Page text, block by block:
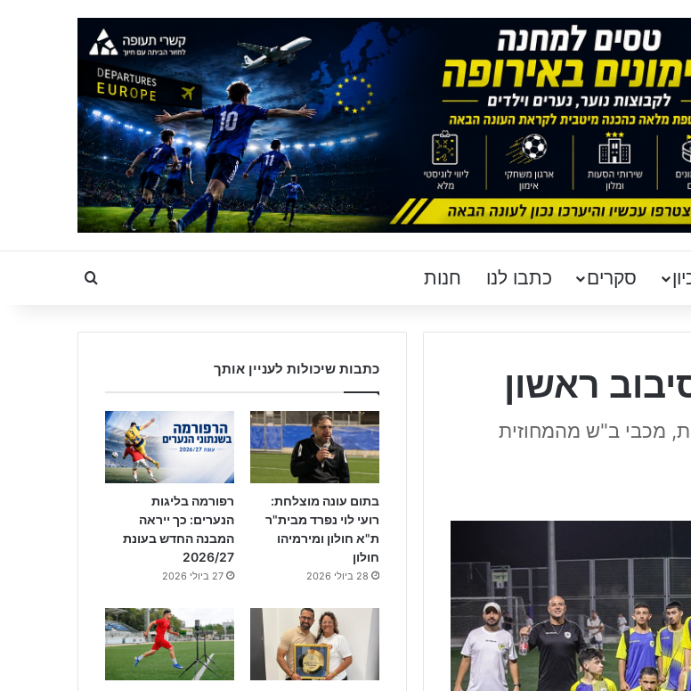
סקרים כתבו לנו חנות Search for
ראשון
מכבי ב"ש מהמחוזית
כתבות שיכולות לעניין אותך
בתום עונה מוצלחת:
רועי לוי נפרד מבית"ר
ת"א חולון ומירמיהו
חולון
28 ביולי 2026
רפורמה בליגות
הנערים: כך ייראה
המבנה החדש בעונת
2026/27
27 ביולי 2026